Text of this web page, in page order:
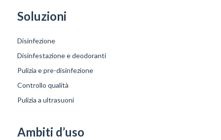
Soluzioni
Disinfezione
Disinfestazione e deodoranti
Pulizia e pre-disinfezione
Controllo qualità
Pulizia a ultrasuoni
Ambiti d’uso